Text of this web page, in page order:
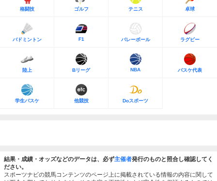
格闘技 ゴルフ テニス 卓球
バドミントン F1 バレーボール ラグビー
陸上 Bリーグ NBA バスケ代表
学生バスケ 他競技 Doスポーツ
結果・成績・オッズなどのデータは、必ず主催者発行のものと照合し確認してく
ださい。
スポーツナビの競馬コンテンツのページ上に掲載されている情報の内容に関して